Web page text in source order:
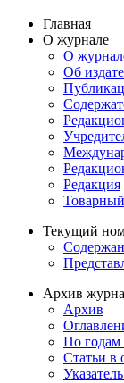
Главная
О журнале
О
Об
Редакция
Текущий
Архив
Архив
По годам
Статьи в